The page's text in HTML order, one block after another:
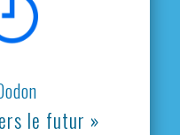
le futur »